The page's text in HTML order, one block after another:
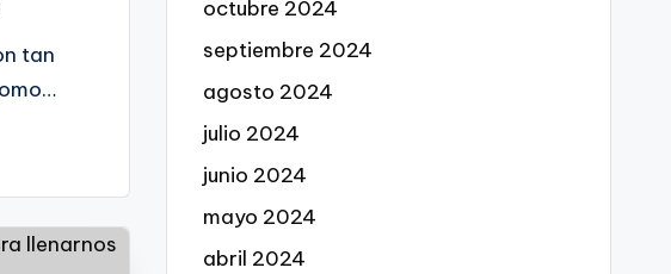
tan
octubre 2024
septiembre 2024
agosto 2024
julio 2024
junio 2024
mayo 2024
abril 2024